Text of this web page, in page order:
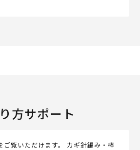
方サポート
ご覧いただけます。 カギ針編み・棒